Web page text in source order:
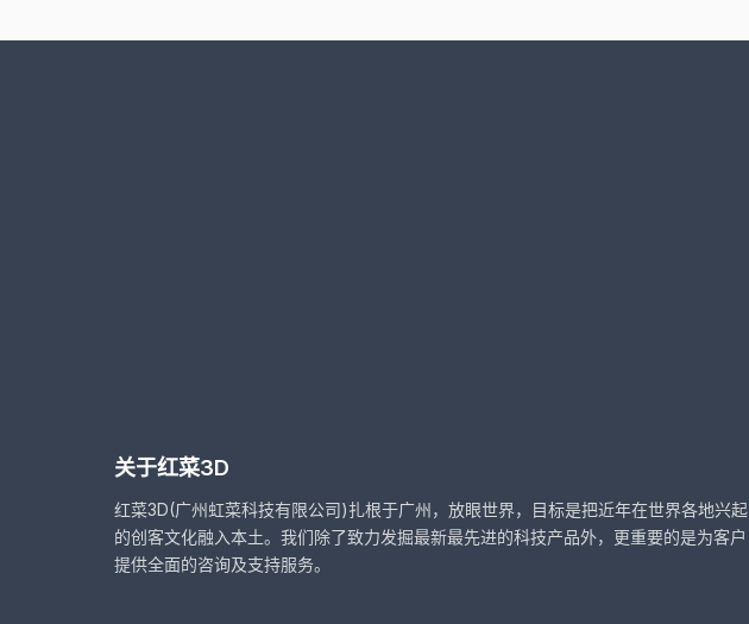
关于红菜3D
红菜3D(广州虹菜科技有限公司)扎根于广州，放眼世界，目标是把近年在世界各地兴起
的创客文化融入本土。我们除了致力发掘最新最先进的科技产品外，更重要的是为客户
提供全面的咨询及支持服务。